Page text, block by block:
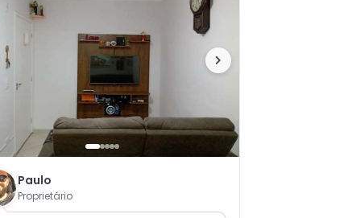
Paulo
Proprietário